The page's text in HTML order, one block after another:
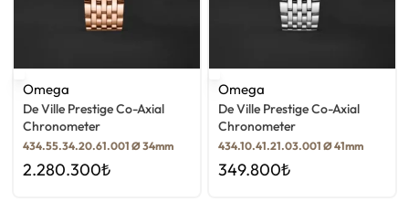
Omega
De Ville Prestige Co-Axial
Chronometer
434.55.34.20.61.001 Ø 34mm
2.280.300₺
Omega
De Ville Prestige Co-Axial
Chronometer
434.10.41.21.03.001 Ø 41mm
349.800₺